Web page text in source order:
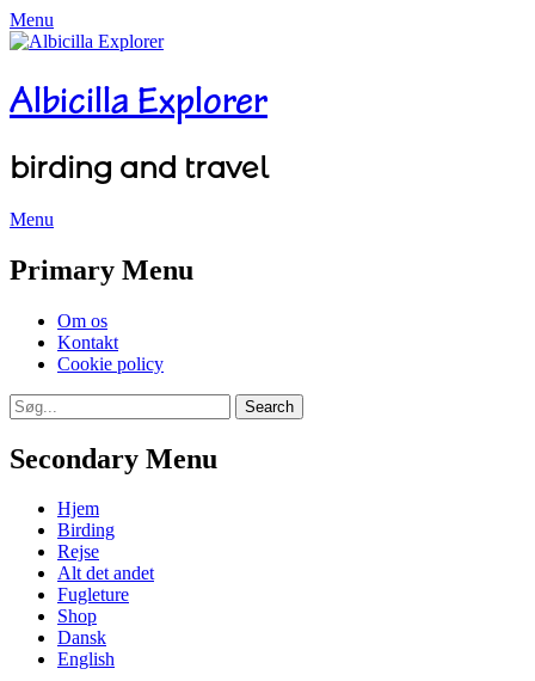
Menu
Albicilla Explorer
birding and travel
Menu
Primary Menu
Skip
content
Om os
Kontakt
Cookie policy
Search
Search
for:
Secondary Menu
Skip
content
Hjem
Birding
Rejse
Alt det andet
Fugleture
Shop
Dansk
English